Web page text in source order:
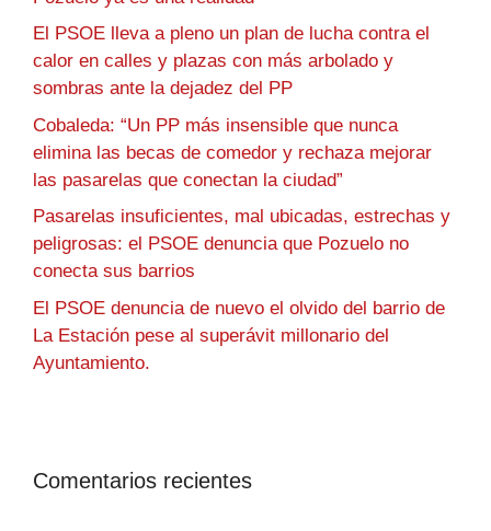
El PSOE lleva a pleno un plan de lucha contra el
calor en calles y plazas con más arbolado y
sombras ante la dejadez del PP
Cobaleda: “Un PP más insensible que nunca
elimina las becas de comedor y rechaza mejorar
las pasarelas que conectan la ciudad”
Pasarelas insuficientes, mal ubicadas, estrechas y
peligrosas: el PSOE denuncia que Pozuelo no
conecta sus barrios
El PSOE denuncia de nuevo el olvido del barrio de
La Estación pese al superávit millonario del
Ayuntamiento.
Comentarios recientes